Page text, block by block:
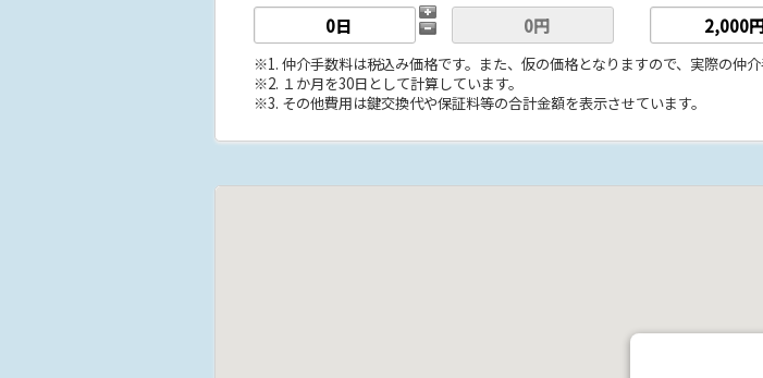
※1. 仲介手数料は税込み価格です。また、仮の価格となりますので、実際の仲
※2. １か月を30日として計算しています。
※3. その他費用は鍵交換代や保証料等の合計金額を表示させています。